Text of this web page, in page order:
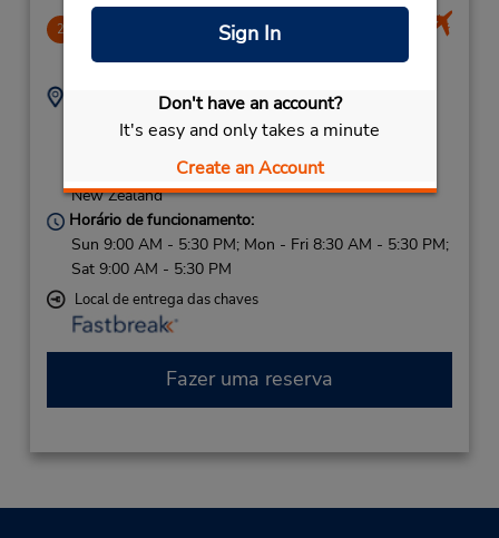
Sign In
Don't have an account?
It's easy and only takes a minute
Create an Account
2
4.72 milhas de distância
Endereço:
Terminal Building,
Wairoa Rd (Remote),
0293,
New Zealand
Telefone:
800585858
Horário de funcionamento:
Sun 9:00 AM - 5:30 PM; Mon - Fri 8:30 AM - 5:30 PM;
Sat 9:00 AM - 5:30 PM
Local de entrega das chaves
Fazer uma reserva